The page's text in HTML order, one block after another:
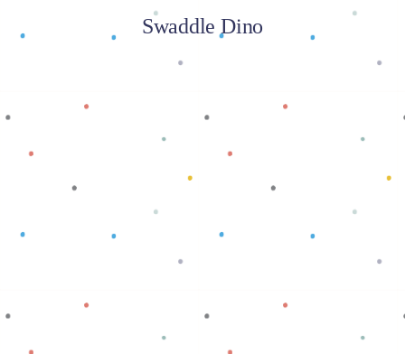
Swaddle Dino
Baca selengkapnya